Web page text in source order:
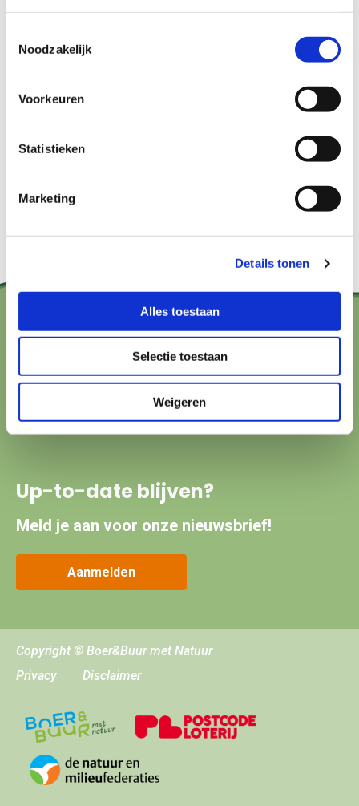
Noodzakelijk
Voorkeuren
Statistieken
Marketing
Details tonen
Alles toestaan
Selectie toestaan
Weigeren
ontwikkelingen.
Contact?
hallo@boerenbuurmetnatuur.nl
Arthur van Schendelstraat 600
Up-to-date blijven?
Meld je aan voor onze nieuwsbrief!
Aanmelden
Copyright © Boer&Buur met Natuur
Privacy
Disclaimer